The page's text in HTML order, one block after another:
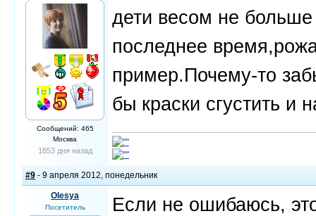
Сообщений: 465
Москва
1853 дня назад
дети весом не больше
последнее
пример.Почему-то
бы краски сгустить и
#9 - 9 апреля 2012, понедельник
Olesya
Посетитель
Если не ошибаюсь,